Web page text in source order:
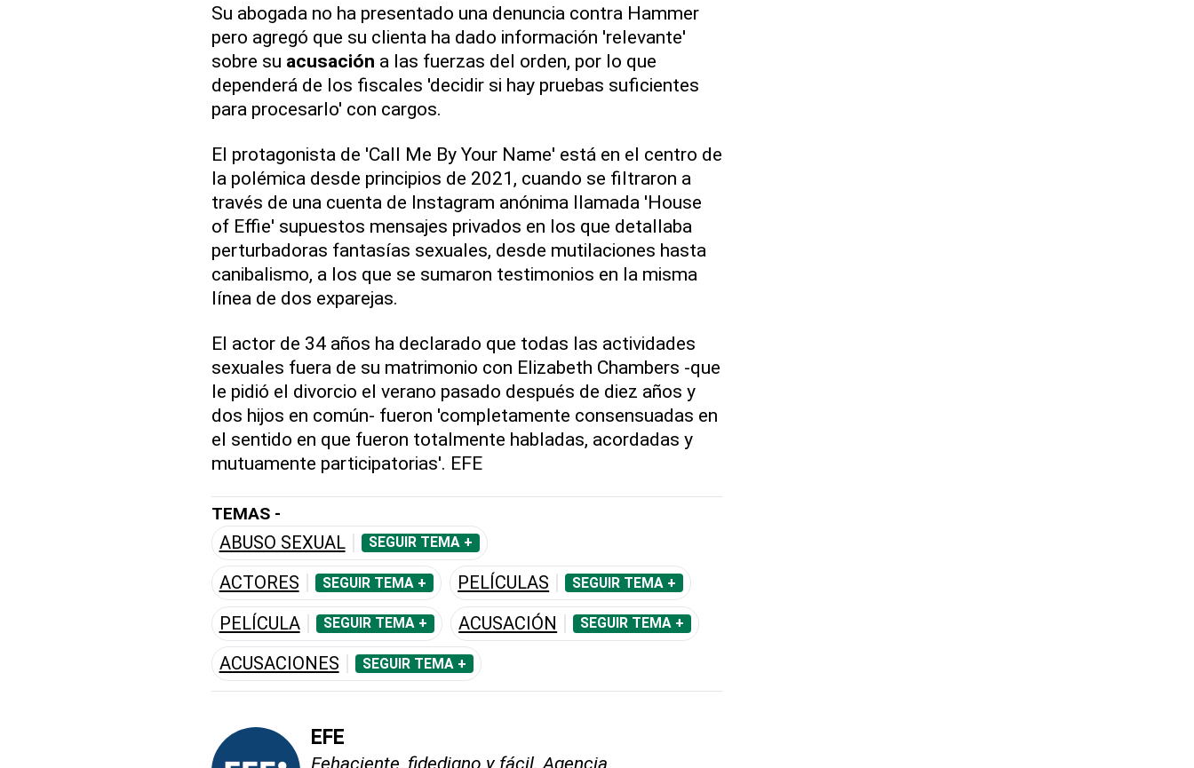
Su abogada no ha presentado una denuncia contra Hammer
pero agregó que su clienta ha dado información 'relevante'
sobre su acusación a las fuerzas del orden, por lo que
dependerá de los fiscales 'decidir si hay pruebas suficientes
para procesarlo' con cargos.
El protagonista de 'Call Me By Your Name' está en el centro de
la polémica desde principios de 2021, cuando se filtraron a
través de una cuenta de Instagram anónima llamada 'House
of Effie' supuestos mensajes privados en los que detallaba
perturbadoras fantasías sexuales, desde mutilaciones hasta
canibalismo, a los que se sumaron testimonios en la misma
línea de dos exparejas.
El actor de 34 años ha declarado que todas las actividades
sexuales fuera de su matrimonio con Elizabeth Chambers -que
le pidió el divorcio el verano pasado después de diez años y
dos hijos en común- fueron 'completamente consensuadas en
el sentido en que fueron totalmente habladas, acordadas y
mutuamente participatorias'. EFE
TEMAS -
ABUSO SEXUAL SEGUIR TEMA +
ACTORES SEGUIR TEMA + PELÍCULAS SEGUIR TEMA +
PELÍCULA SEGUIR TEMA + ACUSACIÓN SEGUIR TEMA +
ACUSACIONES SEGUIR TEMA +
EFE